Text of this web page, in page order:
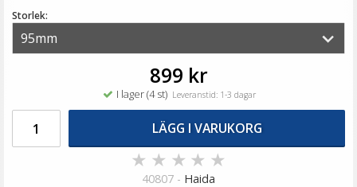
LÄGG I VARUKORG
Storlek:
899 kr
I lager (4 st) Leveranstid: 1-3 dagar
LÄGG I VARUKORG
★ ★ ★ ★ ★
40807 - Haida